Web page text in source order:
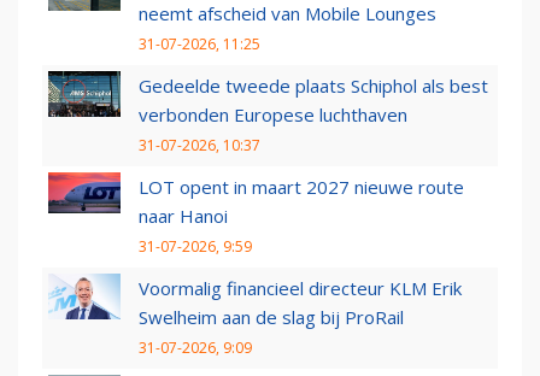
neemt afscheid van Mobile Lounges
31-07-2026, 11:25
Gedeelde tweede plaats Schiphol als best
verbonden Europese luchthaven
31-07-2026, 10:37
LOT opent in maart 2027 nieuwe route
naar Hanoi
31-07-2026, 9:59
Voormalig financieel directeur KLM Erik
Swelheim aan de slag bij ProRail
31-07-2026, 9:09